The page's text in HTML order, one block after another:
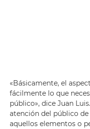
«Básicamente, el
fácilmente lo que
público», dice Juan
atención del público
aquellos elementos o